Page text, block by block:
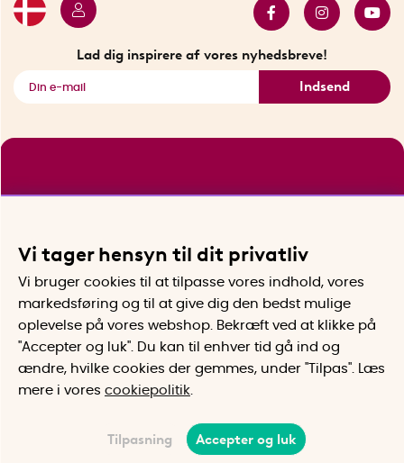
Se alle smarte produkter
Lad dig inspirere af vores nyhedsbreve!
Indsend
Vi tager hensyn til dit privatliv
Vi bruger cookies til at tilpasse vores indhold, vores
markedsføring og til at give dig den bedst mulige
oplevelse på vores webshop. Bekræft ved at klikke på
"Accepter og luk". Du kan til enhver tid gå ind og
ændre, hvilke cookies der gemmes, under "Tilpas". Læs
mere i vores cookiepolitik
Tilpasning Accepter og luk